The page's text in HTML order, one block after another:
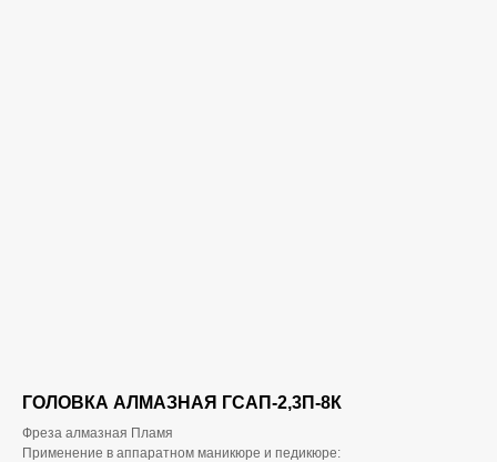
ГОЛОВКА АЛМАЗНАЯ ГСАП-2,3П-8К
Фреза алмазная Пламя
Применение в аппаратном маникюре и педикюре: